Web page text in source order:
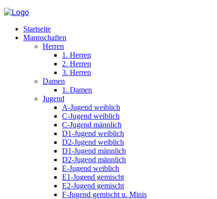
Startseite
Mannschaften
Herren
1. Herren
2. Herren
3. Herren
Damen
1. Damen
Jugend
A-Jugend weiblich
C-Jugend weiblich
C-Jugend männlich
D1-Jugend weiblich
D2-Jugend weiblich
D1-Jugend männlich
D2-Jugend männlich
E-Jugend weiblich
E1-Jugend gemischt
E2-Jugend gemischt
F-Jugend gemischt u. Minis